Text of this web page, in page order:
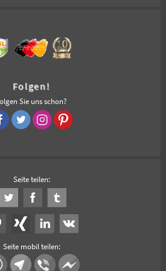
Folgen!
Sie uns schon?
Seite teilen:
Seite mobil teilen: